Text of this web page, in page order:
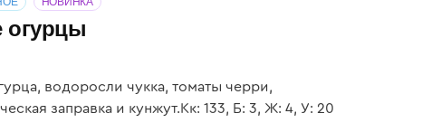
огурцы
водоросли чукка, томаты черри,
заправка и кунжут.Кк: 133, Б: 3, Ж: 4, У: 20